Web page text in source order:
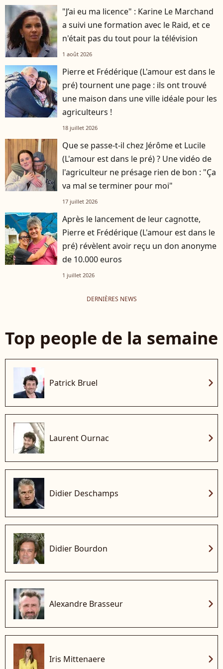
"J’ai eu ma licence" : Karine Le Marchand
a suivi une formation avec le Raid, et ce
n'était pas du tout pour la télévision
1 août 2026
Pierre et Frédérique (L'amour est dans le
pré) tournent une page : ils ont trouvé
une maison dans une ville idéale pour les
agriculteurs !
18 juillet 2026
Que se passe-t-il chez Jérôme et Lucile
(L'amour est dans le pré) ? Une vidéo de
l'agriculteur ne présage rien de bon : "Ça
va mal se terminer pour moi"
17 juillet 2026
Après le lancement de leur cagnotte,
Pierre et Frédérique (L'amour est dans le
pré) révèlent avoir reçu un don anonyme
de 10.000 euros
1 juillet 2026
DERNIÈRES NEWS
Top people de la semaine
Patrick Bruel chevron_right
Laurent Ournac chevron_right
Didier Deschamps chevron_right
Didier Bourdon chevron_right
Alexandre Brasseur chevron_right
Iris Mittenaere chevron_right